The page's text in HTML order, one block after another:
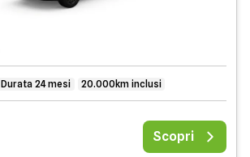
Durata 24 mesi 20.000km inclusi
Scopri